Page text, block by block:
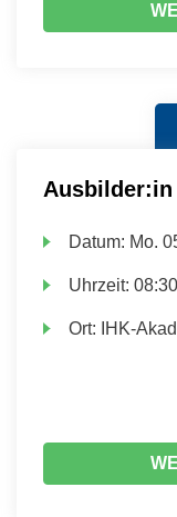
Datum: Mo.
Uhrzeit:
Ort: IHK-